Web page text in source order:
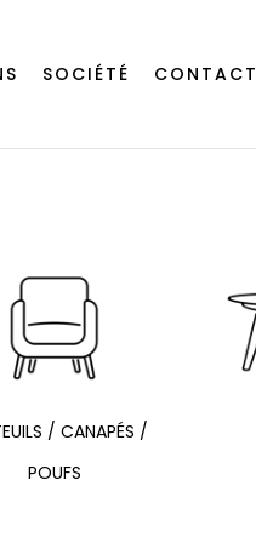
SOCIÉTÉ CONTACT
/ CANAPÉS /
POUFS